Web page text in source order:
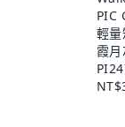
PIC
輕
霞月